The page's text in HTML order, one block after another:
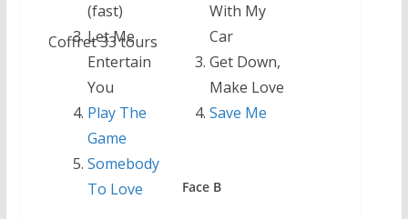
Coffret 33 tours
(fast)
Let Me
Entertain
You
Play The
Game
Somebody
To Love
With My
Car
Get Down,
Make Love
Save Me
Face B